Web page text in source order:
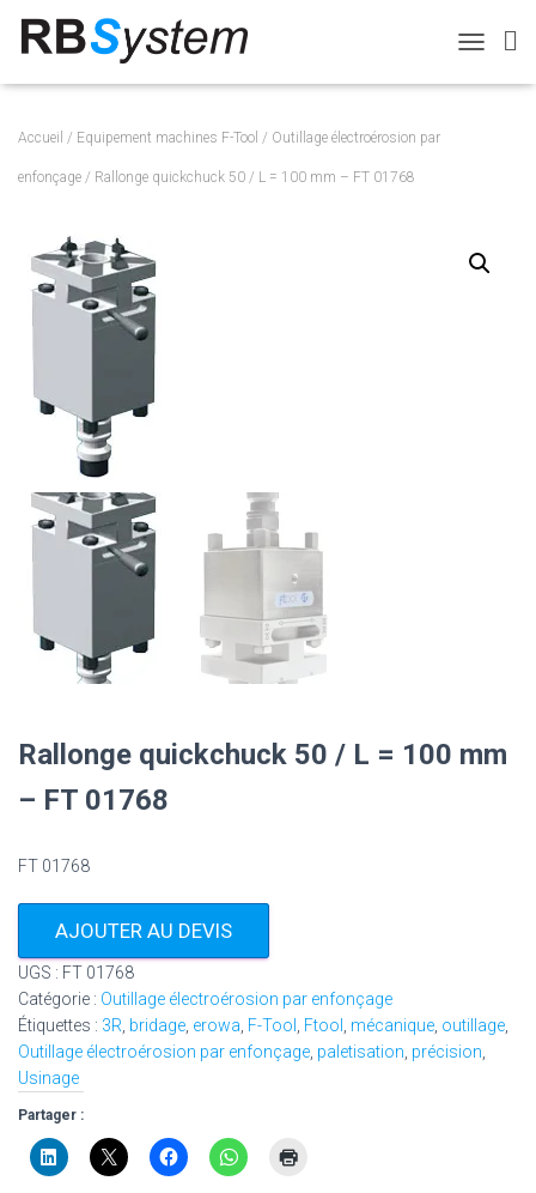
O
I
Accueil / Equipement machines F-Tool / Outillage électroérosion par
enfonçage / Rallonge quickchuck 50 / L = 100 mm – FT 01768
Rallonge quickchuck 50 / L = 100 mm
– FT 01768
FT 01768
AJOUTER AU DEVIS
UGS : FT 01768
Catégorie : Outillage électroérosion par enfonçage
Étiquettes : 3R bridage erowa F-Tool Ftool mécanique outillage
Outillage électroérosion par enfonçage paletisation précision
Usinage
Partager :